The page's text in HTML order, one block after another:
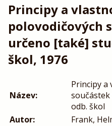
Principy a
polovodičových
určeno [také]
škol, 1976
Název:
Principy a
odb. škol
Autor:
Frank,